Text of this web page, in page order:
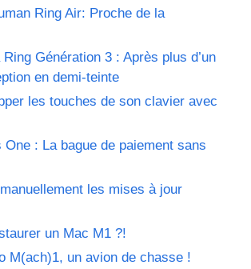
Ring Air: Proche de la
Génération 3 : Après plus d’un
en demi-teinte
les touches de son clavier avec
One : La bague de paiement sans
les mises à jour
un Mac M1 ?!
M(ach)1, un avion de chasse !